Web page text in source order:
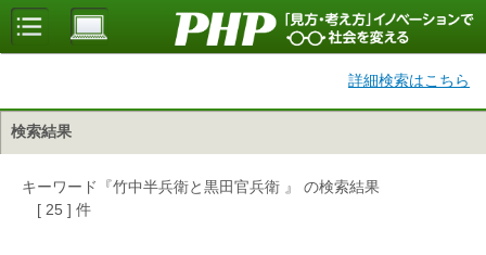
詳細検索はこちら
検索結果
キーワード『竹中半兵衛と黒田官兵衛 』 の検索結果
[ 25 ] 件